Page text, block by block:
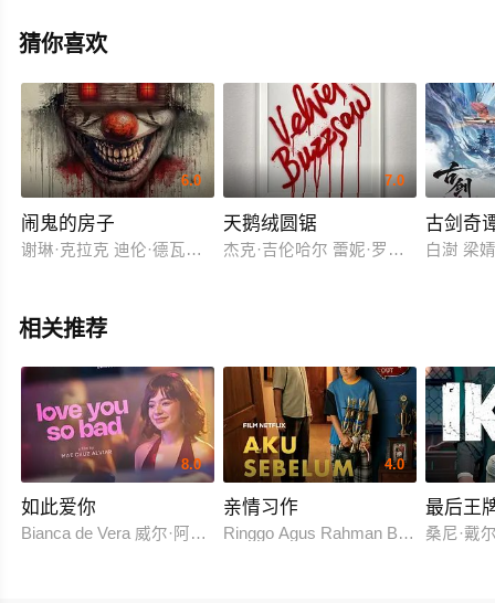
猜你喜欢
6.0
闹鬼的房子
谢琳·克拉克 迪伦·德瓦恩 布伦特唐斯
7.0
天鹅绒圆锯
杰克·吉伦哈尔 蕾妮·罗素 托妮·科莱
古剑奇
白澍 梁
相关推荐
8.0
如此爱你
Bianca de Vera 威尔·阿什利·德莱昂
4.0
亲情习作
Ringgo Agus Rahman Bima Sena
最后王
桑尼·戴